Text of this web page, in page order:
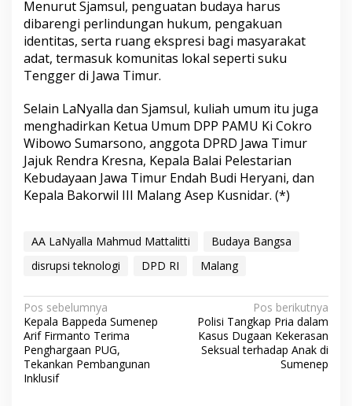
Menurut Sjamsul, penguatan budaya harus
dibarengi perlindungan hukum, pengakuan
identitas, serta ruang ekspresi bagi masyarakat
adat, termasuk komunitas lokal seperti suku
Tengger di Jawa Timur.
Selain LaNyalla dan Sjamsul, kuliah umum itu juga
menghadirkan Ketua Umum DPP PAMU Ki Cokro
Wibowo Sumarsono, anggota DPRD Jawa Timur
Jajuk Rendra Kresna, Kepala Balai Pelestarian
Kebudayaan Jawa Timur Endah Budi Heryani, dan
Kepala Bakorwil III Malang Asep Kusnidar. (*)
AA LaNyalla Mahmud Mattalitti
Budaya Bangsa
disrupsi teknologi
DPD RI Malang
N
a
v
i
Pos sebelumnya
Kepala Bappeda Sumenep
Arif Firmanto Terima
Penghargaan PUG,
Tekankan Pembangunan
Inklusif
Pos berikutnya
Polisi Tangkap Pria dalam
Kasus Dugaan Kekerasan
Seksual terhadap Anak di
Sumenep